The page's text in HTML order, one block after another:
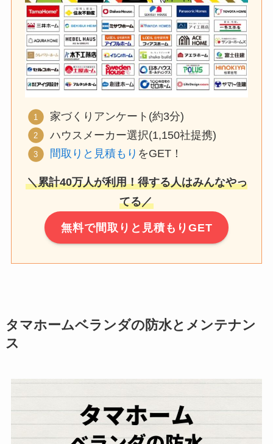
家づくりアンケート(約3分)
ハウスメーカー選択(1,150社提携)
間取りと見積もり をGET！
＼累計40万人が利用！得する人はみんなやっ
てる／
無料で間取りと見積もりGET
タマホームベランダの防水とメンテナン
ス